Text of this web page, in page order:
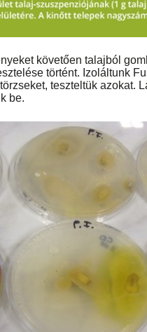
követően talajból
történt. Izoláltunk
teszteltük azokat.
be.